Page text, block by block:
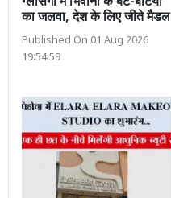
का जलवा, देश के लिए जीते मैडल
Published On 01 Aug 2026
19:54:59